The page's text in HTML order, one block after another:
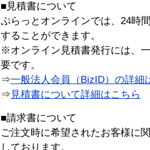
■見積書について
ぷらっとオンラインでは、24時
することができます。
※オンライン見積書発行には、
要です。
⇒一般法人会員（BizID）の詳細
⇒ 見積書について詳細はこちら
■請求書について
ご注文時に希望されたお客様に
しております。